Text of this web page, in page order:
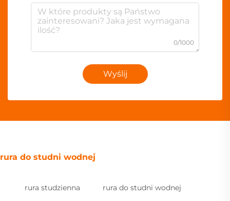
0/1000
Wyślij
rura do studni wodnej
rura studzienna rura do studni wodnej